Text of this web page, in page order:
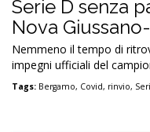
Serie D senza
Nova
Nemmeno il tempo di
impegni ufficiali del
Tags: Bergamo, Covid, rinvio,